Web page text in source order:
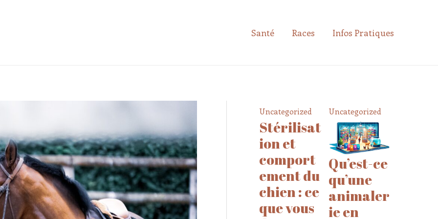
Santé Races Infos Pratiques
Uncategorized
Stérilisat
ion et
comport
ement du
chien : ce
que vous
Uncategorized
Qu’est-ce
qu’une
animaler
ie en